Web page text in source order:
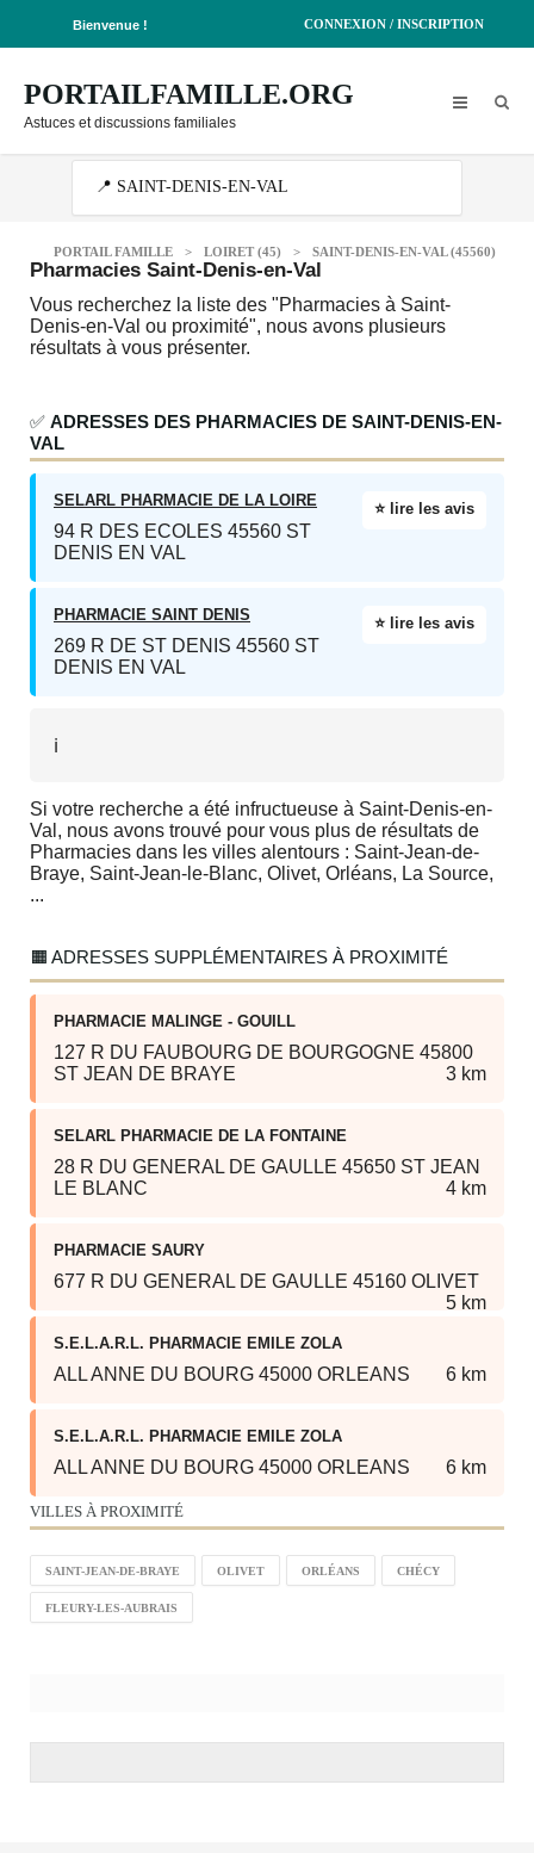
Bienvenue ! CONNEXION / INSCRIPTION
PORTAILFAMILLE.ORG
Astuces et discussions familiales
PORTAIL FAMILLE > LOIRET (45) > SAINT-DENIS-EN-VAL (45560)
Pharmacies Saint-Denis-en-Val
Vous recherchez la liste des "Pharmacies à Saint-
Denis-en-Val ou proximité", nous avons plusieurs
résultats à vous présenter.
✅ ADRESSES DES PHARMACIES DE SAINT-DENIS-EN-
VAL
SELARL PHARMACIE DE LA LOIRE ⭐ lire les avis
94 R DES ECOLES 45560 ST
DENIS EN VAL
PHARMACIE SAINT DENIS ⭐ lire les avis
269 R DE ST DENIS 45560 ST
DENIS EN VAL
ℹ️
Si votre recherche a été infructueuse à Saint-Denis-en-
Val, nous avons trouvé pour vous plus de résultats de
Pharmacies dans les villes alentours : Saint-Jean-de-
Braye, Saint-Jean-le-Blanc, Olivet, Orléans, La Source,
...
🟧 ADRESSES SUPPLÉMENTAIRES À PROXIMITÉ
PHARMACIE MALINGE - GOUILL
127 R DU FAUBOURG DE BOURGOGNE 45800
ST JEAN DE BRAYE
3 km
SELARL PHARMACIE DE LA FONTAINE
28 R DU GENERAL DE GAULLE 45650 ST JEAN
LE BLANC
4 km
PHARMACIE SAURY
677 R DU GENERAL DE GAULLE 45160 OLIVET
5 km
S.E.L.A.R.L. PHARMACIE EMILE ZOLA
ALL ANNE DU BOURG 45000 ORLEANS 6 km
S.E.L.A.R.L. PHARMACIE EMILE ZOLA
ALL ANNE DU BOURG 45000 ORLEANS 6 km
VILLES À PROXIMITÉ
SAINT-JEAN-DE-BRAYE OLIVET ORLÉANS CHÉCY
FLEURY-LES-AUBRAIS